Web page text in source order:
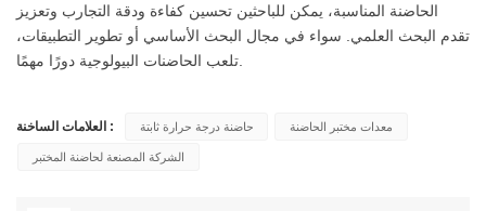
الحاضنة المناسبة، يمكن للباحثين تحسين كفاءة ودقة التجارب وتعزيز
تقدم البحث العلمي. سواء في مجال البحث الأساسي أو تطوير التطبيقات،
العلامات الساخنة : حاضنة درجة حرارة ثابتة معدات مختبر الحاضنة
الشركة المصنعة لحاضنة المختبر